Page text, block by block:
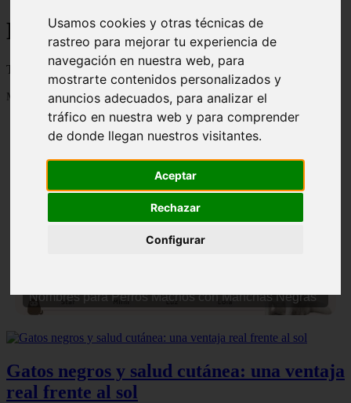
Usamos cookies y otras técnicas de
rastreo para mejorar tu experiencia de
navegación en nuestra web, para
mostrarte contenidos personalizados y
anuncios adecuados, para analizar el
tráfico en nuestra web y para comprender
de donde llegan nuestros visitantes.
Aceptar
Rechazar
Configurar
Blog sobre gatos
Todo sobre gatos, nombres de gatos y razas de gatos
Mostrando 1 - 24 de 2800 artículos
Nombres para Perros Machos con Manchas Negras
Gatos negros y salud cutánea: una ventaja
real frente al sol